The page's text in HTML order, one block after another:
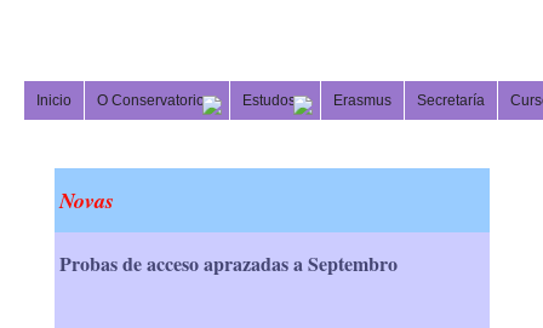
Inicio O Conservatorio Estudos Erasmus Secretaría
Novas
Probas de acceso aprazadas a Septembro